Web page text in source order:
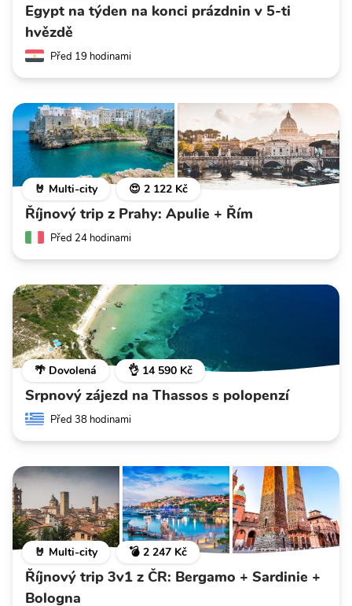
Egypt na týden na konci prázdnin v 5-ti
hvězdě
Před 19 hodinami
🤘 Multi-city 😍 2 122 Kč
Říjnový trip z Prahy: Apulie + Řím
Před 24 hodinami
🌴 Dovolená 👌 14 590 Kč
Srpnový zájezd na Thassos s polopenzí
Před 38 hodinami
🤘 Multi-city 💣 2 247 Kč
Říjnový trip 3v1 z ČR: Bergamo + Sardinie +
Bologna